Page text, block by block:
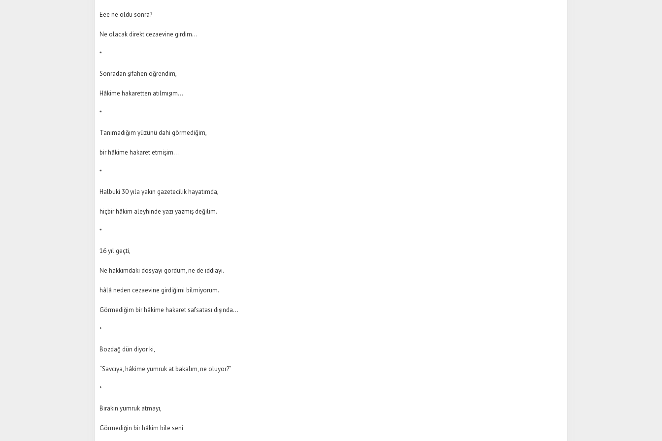
Eee ne oldu sonra?
Ne olacak direkt cezaevine girdim…
*
Sonradan şifahen öğrendim,
Hâkime hakaretten atılmışım…
*
Tanımadığım yüzünü dahi görmediğim,
bir hâkime hakaret etmişim…
*
Halbuki 30 yıla yakın gazetecilik hayatımda,
hiçbir hâkim aleyhinde yazı yazmış değilim.
*
16 yıl geçti,
Ne hakkımdaki dosyayı gördüm, ne de iddiayı.
hâlâ neden cezaevine girdiğimi bilmiyorum.
Görmediğim bir hâkime hakaret safsatası dışında…
*
Bozdağ dün diyor ki,
“Savcıya, hâkime yumruk at bakalım, ne oluyor?”
*
Bırakın yumruk atmayı,
Görmediğin bir hâkim bile seni